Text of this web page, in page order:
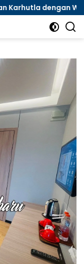
Water